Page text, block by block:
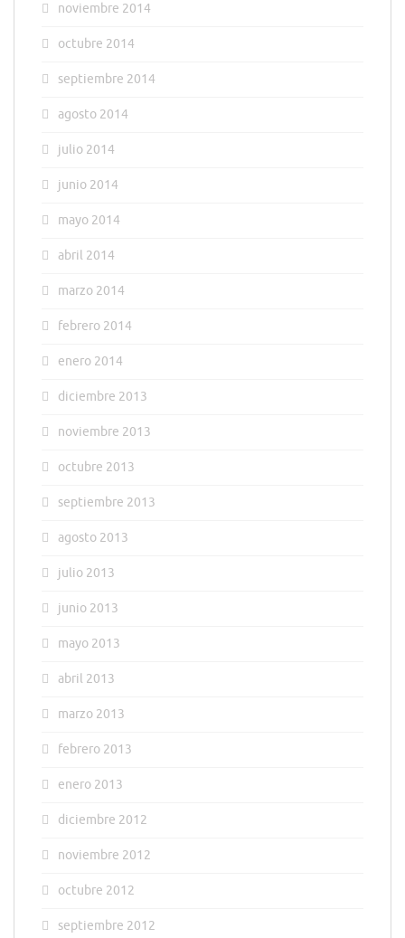
noviembre 2014
octubre 2014
septiembre 2014
agosto 2014
julio 2014
junio 2014
mayo 2014
abril 2014
marzo 2014
febrero 2014
enero 2014
diciembre 2013
noviembre 2013
octubre 2013
septiembre 2013
agosto 2013
julio 2013
junio 2013
mayo 2013
abril 2013
marzo 2013
febrero 2013
enero 2013
diciembre 2012
noviembre 2012
octubre 2012
septiembre 2012